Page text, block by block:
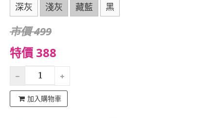
深灰 淺灰 藏藍 黑
市價 499
特價 388
加入購物車